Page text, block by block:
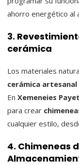
ahorro energético al
3.
cerámica
Los materiales
cerámica artesanal
En Xemeneies Payet
para crear
cualquier estilo,
4. Chimeneas